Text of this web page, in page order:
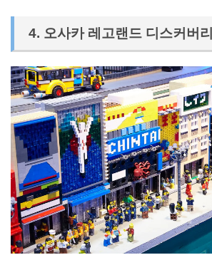
4. 오사카 레고랜드 디스커버